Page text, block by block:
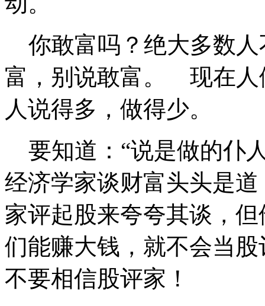
你敢富吗？绝大多数人
富，别说敢富。 现在人
人说得多，做得少。
要知道：“说是做的仆
经济学家谈财富头头是
家评起股来夸夸其谈，
们能赚大钱，就不会当
不要相信股评家！